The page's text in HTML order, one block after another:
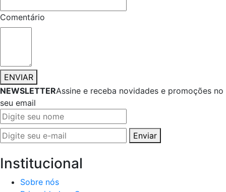
Comentário
ENVIAR
NEWSLETTERAssine e receba novidades e promoções no
seu email
Enviar
Institucional
Sobre nós